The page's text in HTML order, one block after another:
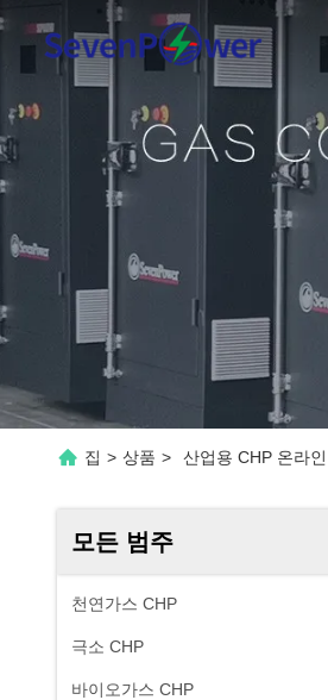
집 > 상품 > 산업용 CHP 온라
모든 범주
천연가스 CHP
극소 CHP
바이오가스 CHP